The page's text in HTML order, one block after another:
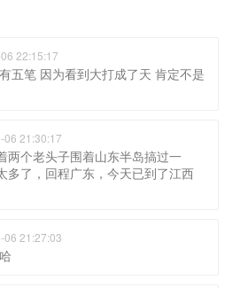
22:15:17
五笔 因为看到大打成了天 肯定不是
06 21:30:17
两个老头子围着山东半岛搞过一
多了，回程广东，今天已到了江西
06 21:27:03